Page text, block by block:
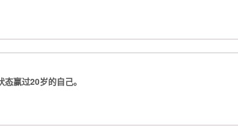
态赢过20岁的自己。